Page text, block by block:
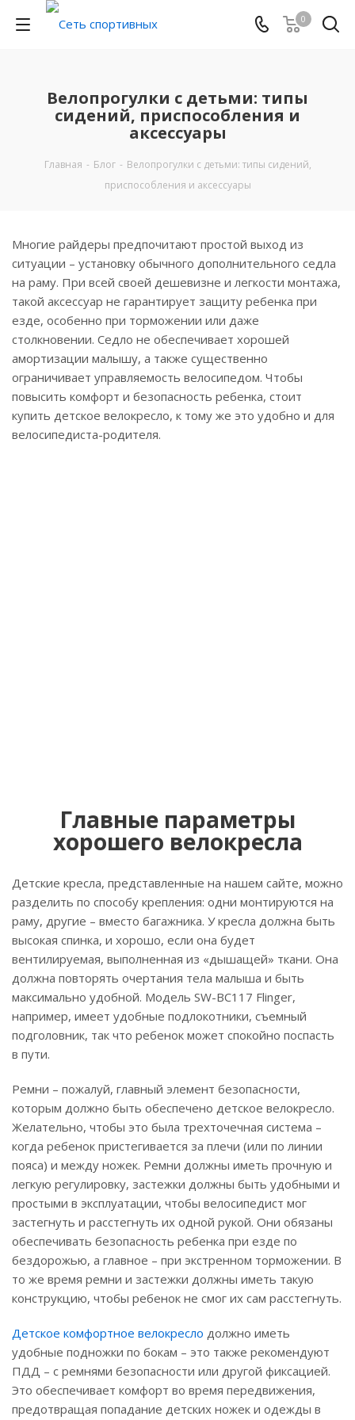
0
Велопрогулки с детьми: типы
сидений, приспособления и
аксессуары
Главная - Блог - Велопрогулки с детьми: типы сидений,
приспособления и аксессуары
Многие райдеры предпочитают простой выход из
ситуации – установку обычного дополнительного седла
на раму. При всей своей дешевизне и легкости монтажа,
такой аксессуар не гарантирует защиту ребенка при
езде, особенно при торможении или даже
столкновении. Седло не обеспечивает хорошей
амортизации малышу, а также существенно
ограничивает управляемость велосипедом. Чтобы
повысить комфорт и безопасность ребенка, стоит
купить детское велокресло, к тому же это удобно и для
велосипедиста-родителя.
Главные параметры
хорошего велокресла
Детские кресла, представленные на нашем сайте, можно
разделить по способу крепления: одни монтируются на
раму, другие – вместо багажника. У кресла должна быть
высокая спинка, и хорошо, если она будет
вентилируемая, выполненная из «дышащей» ткани. Она
должна повторять очертания тела малыша и быть
максимально удобной. Модель SW-BC117 Flinger,
например, имеет удобные подлокотники, съемный
подголовник, так что ребенок может спокойно поспасть
в пути.
Ремни – пожалуй, главный элемент безопасности,
которым должно быть обеспечено детское велокресло.
Желательно, чтобы это была трехточечная система –
когда ребенок пристегивается за плечи (или по линии
пояса) и между ножек. Ремни должны иметь прочную и
легкую регулировку, застежки должны быть удобными и
простыми в эксплуатации, чтобы велосипедист мог
застегнуть и расстегнуть их одной рукой. Они обязаны
обеспечивать безопасность ребенка при езде по
бездорожью, а главное – при экстренном торможении. В
то же время ремни и застежки должны иметь такую
конструкцию, чтобы ребенок не смог их сам расстегнуть.
Детское комфортное велокресло должно иметь
удобные подножки по бокам – это также рекомендуют
ПДД – с ремнями безопасности или другой фиксацией.
Это обеспечивает комфорт во время передвижения,
предотвращая попадание детских ножек и одежды в